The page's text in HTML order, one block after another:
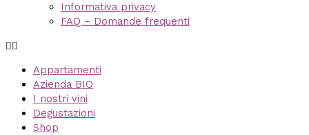
Informativa privacy
FAQ – Domande frequenti
Appartamenti
Azienda BIO
I nostri vini
Degustazioni
Shop